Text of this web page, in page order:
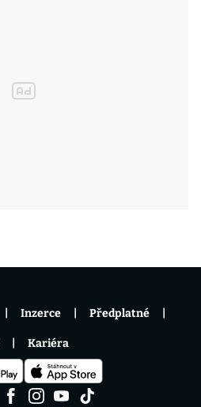
Inzerce Předplatné
Kariéra